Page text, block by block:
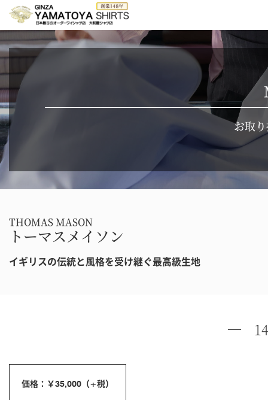
お取
THOMAS MASON
トーマスメイソン
イギリスの伝統と風格を受け継ぐ最高級生地
価格：￥35,000（+税）